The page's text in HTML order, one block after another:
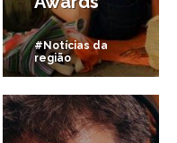
#Notícias da
região
1/02/2026